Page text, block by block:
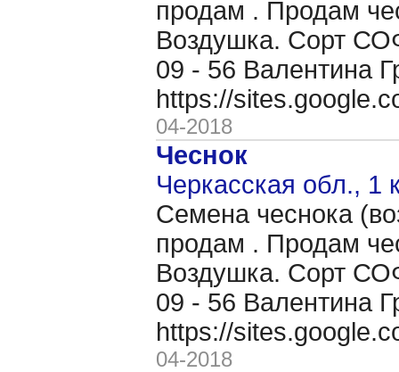
продам . Продам
Воздушка. Сорт
09 - 56 Валентина
https://
04-2018
Чеснок
Черкасская обл., 1
Семена чеснока
продам . Продам
Воздушка. Сорт
09 - 56 Валентина
https://
04-2018